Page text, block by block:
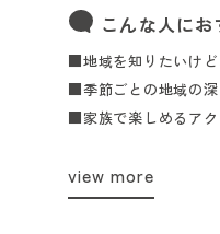
こんな人にお
■地域を知りたいけ
■季節ごとの地域の
■家族で楽しめるア
view more